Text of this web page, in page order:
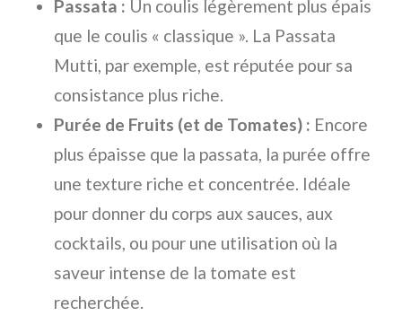
Passata : Un coulis légèrement plus épais
que le coulis « classique ». La Passata
Mutti, par exemple, est réputée pour sa
consistance plus riche.
Purée de Fruits (et de Tomates) : Encore
plus épaisse que la passata, la purée offre
une texture riche et concentrée. Idéale
pour donner du corps aux sauces, aux
cocktails, ou pour une utilisation où la
saveur intense de la tomate est
recherchée.